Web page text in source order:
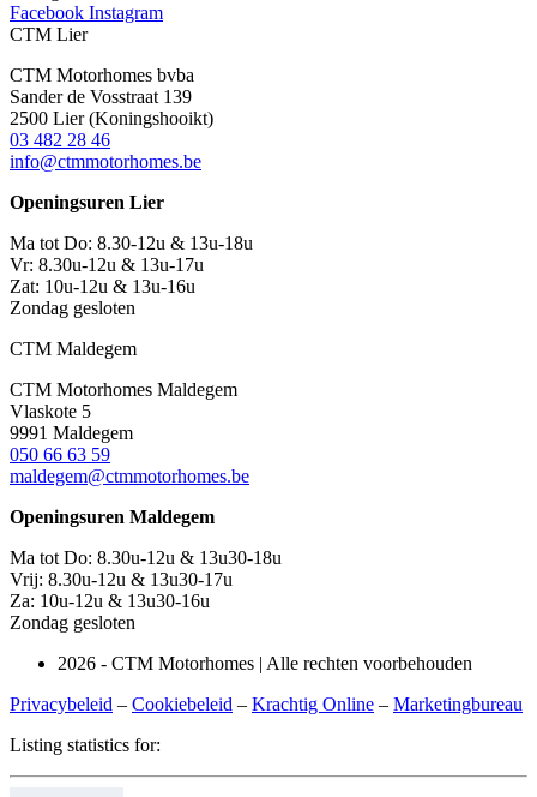
Facebook Instagram
CTM Lier
CTM Motorhomes bvba
Sander de Vosstraat 139
2500 Lier (Koningshooikt)
03 482 28 46
info@ctmmotorhomes.be
Openingsuren Lier
Ma tot Do: 8.30-12u & 13u-18u
Vr: 8.30u-12u & 13u-17u
Zat: 10u-12u & 13u-16u
Zondag gesloten
CTM Maldegem
CTM Motorhomes Maldegem
Vlaskote 5
9991 Maldegem
050 66 63 59
maldegem@ctmmotorhomes.be
Openingsuren Maldegem
Ma tot Do: 8.30u-12u & 13u30-18u
Vrij: 8.30u-12u & 13u30-17u
Za: 10u-12u & 13u30-16u
Zondag gesloten
2026 - CTM Motorhomes | Alle rechten voorbehouden
Privacybeleid – Cookiebeleid – Krachtig Online – Marketingbureau
Listing statistics for: